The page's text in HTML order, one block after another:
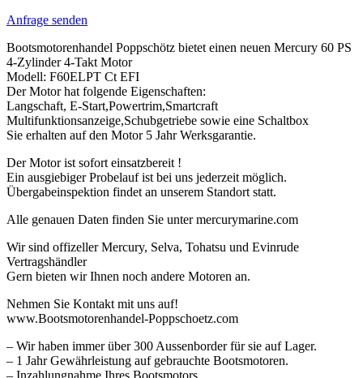
Anfrage senden
Bootsmotorenhandel Poppschötz bietet einen neuen Mercury 60 PS
4-Zylinder 4-Takt Motor
Modell: F60ELPT Ct EFI
Der Motor hat folgende Eigenschaften:
Langschaft, E-Start,Powertrim,Smartcraft
Multifunktionsanzeige,Schubgetriebe sowie eine Schaltbox
Sie erhalten auf den Motor 5 Jahr Werksgarantie.
Der Motor ist sofort einsatzbereit !
Ein ausgiebiger Probelauf ist bei uns jederzeit möglich.
Übergabeinspektion findet an unserem Standort statt.
Alle genauen Daten finden Sie unter mercurymarine.com
Wir sind offizeller Mercury, Selva, Tohatsu und Evinrude
Vertragshändler
Gern bieten wir Ihnen noch andere Motoren an.
Nehmen Sie Kontakt mit uns auf!
www.Bootsmotorenhandel-Poppschoetz.com
– Wir haben immer über 300 Aussenborder für sie auf Lager.
– 1 Jahr Gewährleistung auf gebrauchte Bootsmotoren.
– Inzahlungnahme Ihres Bootsmotors